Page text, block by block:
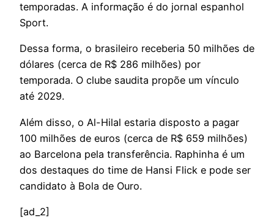
temporadas. A informação é do jornal espanhol
Sport.
Dessa forma, o brasileiro receberia 50 milhões de
dólares (cerca de R$ 286 milhões) por
temporada. O clube saudita propõe um vínculo
até 2029.
Além disso, o Al-Hilal estaria disposto a pagar
100 milhões de euros (cerca de R$ 659 milhões)
ao Barcelona pela transferência. Raphinha é um
dos destaques do time de Hansi Flick e pode ser
candidato à Bola de Ouro.
[ad_2]